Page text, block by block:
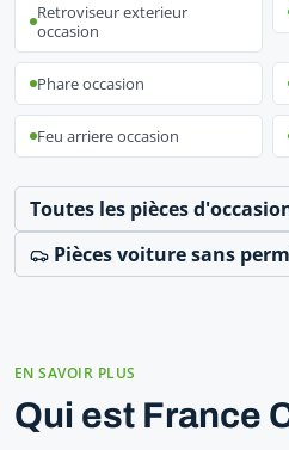
Retroviseur exterieur
occasion
Phare occasion
Feu arriere occasion
Toutes les pièces
Pièces voiture sans
EN SAVOIR PLUS
Qui est France